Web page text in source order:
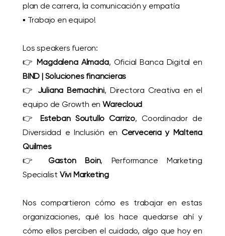
plan de carrera, la comunicación y empatía
▪️ Trabajo en equipo!
Los speakers fueron:
👉 Magdalena Almada, Oficial Banca Digital en
BIND | Soluciones financieras
👉
Juliana Bernachini, Directora Creativa en el
equipo de Growth enWarecloud
👉
Esteban Soutullo Carrizo, Coordinador de
Diversidad e Inclusión en Cervecería y Maltería
Quilmes
👉
Gastón Boin, Performance Marketing
Specialist Viví Marketing
Nos compartieron cómo es trabajar en estas
organizaciones, qué los hace quedarse ahí y
cómo ellos perciben el cuidado, algo que hoy en